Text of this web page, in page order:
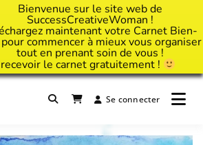
Bienvenue sur le site web de
SuccessCreativeWoman !
maintenant votre Carnet Bien-
commencer à mieux vous organiser
tout en prenant soin de vous !
le carnet gratuitement !
d'ART'ivez votre vie !Se connecter